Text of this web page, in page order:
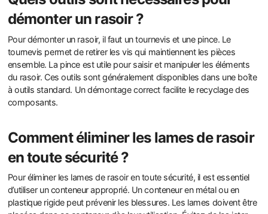
démonter un rasoir ?
Pour démonter un rasoir, il faut un tournevis et une pince. Le
tournevis permet de retirer les vis qui maintiennent les pièces
ensemble. La pince est utile pour saisir et manipuler les éléments
du rasoir. Ces outils sont généralement disponibles dans une boîte
à outils standard. Un démontage correct facilite le recyclage des
composants.
Comment éliminer les lames de rasoir
en toute sécurité ?
Pour éliminer les lames de rasoir en toute sécurité, il est essentiel
d’utiliser un conteneur approprié. Un conteneur en métal ou en
plastique rigide peut prévenir les blessures. Les lames doivent être